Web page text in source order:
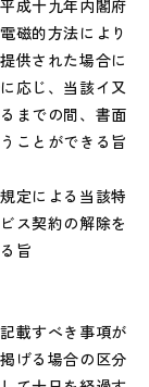
成十九年内閣府
磁的方法により
供された場合に
応じ、当該イ又
までの間、書面
ことができる旨
定による当該特
ス契約の解除を
旨
載すべき事項が
げる場合の区分